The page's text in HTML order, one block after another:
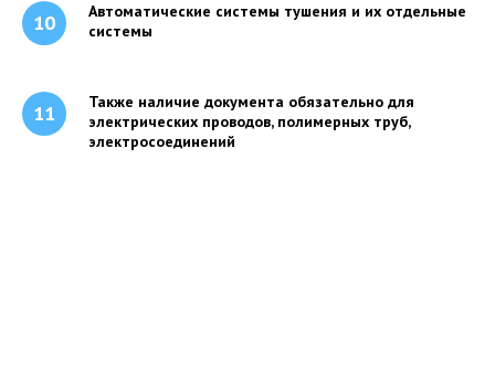
Автоматические системы тушения и их отдельные
системы
Также наличие документа обязательно для
электрических проводов, полимерных труб,
электросоединений